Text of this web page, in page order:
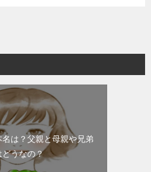
は？父親と母親や兄弟
どうなの？